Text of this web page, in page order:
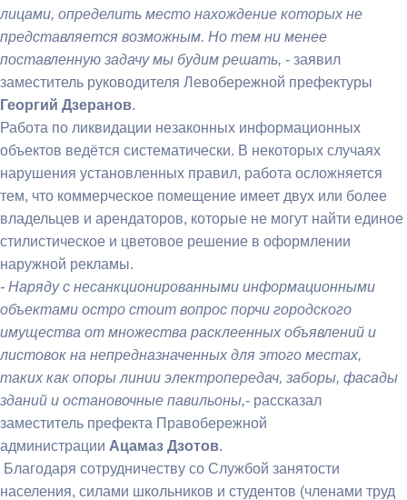
лицами, определить место нахождение которых не
представляется возможным. Но тем ни менее
поставленную задачу мы будим решать, - заявил
заместитель руководителя Левобережной префектуры
Георгий Дзеранов.
Работа по ликвидации незаконных информационных
объектов ведётся систематически. В некоторых случаях
нарушения установленных правил, работа осложняется
тем, что коммерческое помещение имеет двух или более
владельцев и арендаторов, которые не могут найти единое
стилистическое и цветовое решение в оформлении
наружной рекламы.
- Наряду с несанкционированными информационными
объектами остро стоит вопрос порчи городского
имущества от множества расклеенных объявлений и
листовок на непредназначенных для этого местах,
таких как опоры линии электропередач, заборы, фасады
зданий и остановочные павильоны,- рассказал
заместитель префекта Правобережной
администрации Ацамаз Дзотов.
Благодаря сотрудничеству со Службой занятости
населения, силами школьников и студентов (членами труд